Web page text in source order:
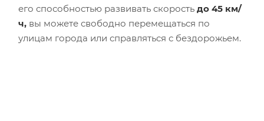
его способностью развивать скорость до 45 км/
ч, вы можете свободно перемещаться по
улицам города или справляться с бездорожьем.